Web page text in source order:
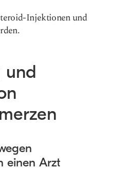
Injektionen und
und
einen Arzt